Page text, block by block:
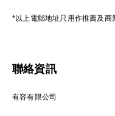
*以上電郵地址只用作推薦及商
聯絡資訊
有容有限公司